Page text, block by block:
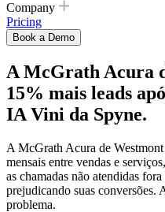
Company
Pricing
Book a Demo
A McGrath Acura
15% mais leads
IA Vini da Spyne.
A McGrath Acura de
mensais entre vendas e
as chamadas não atendidas
prejudicando suas conversões.
problema.